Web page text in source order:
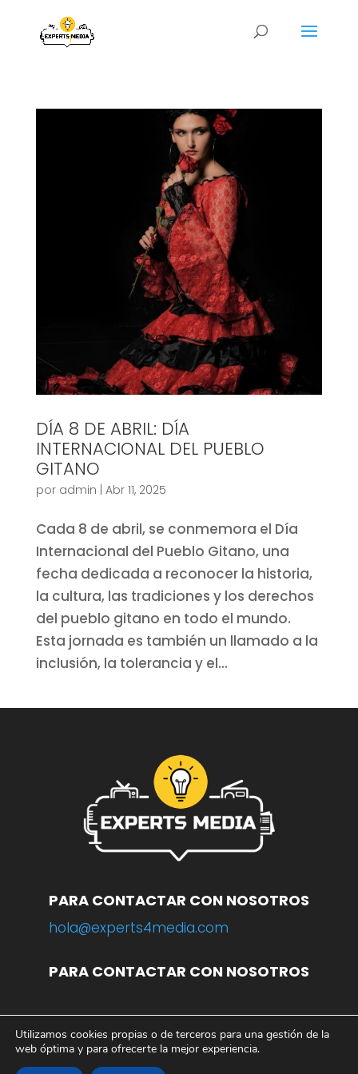
DÍA 8 DE ABRIL: DÍA
INTERNACIONAL DEL PUEBLO
GITANO
por admin Abr 11, 2025
Cada 8 de abril, se conmemora el Día
Internacional del Pueblo Gitano, una
fecha dedicada a reconocer la historia,
la cultura, las tradiciones y los derechos
del pueblo gitano en todo el mundo.
Esta jornada es también un llamado a la
inclusión, la tolerancia y el...
PARA CONTACTAR CON NOSOTROS
hola@experts4media.com
PARA CONTACTAR CON NOSOTROS
© 2023 WEBwww.experts4media.com
AVISO LEGAL|POLÍTICA DE PRIVACIDAD
Utilizamos cookies propias o de terceros para una gestión de la
web óptima y para ofrecerte la mejor experiencia.